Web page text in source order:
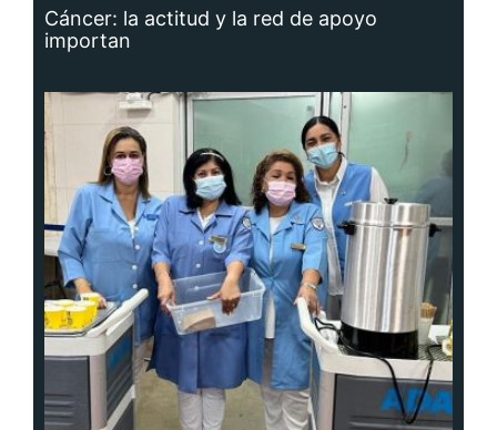
Cáncer: la actitud y la red de apoyo
importan